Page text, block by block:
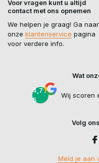
Voor vragen kunt u altijd
contact met ons opnemen
We helpen je graag! Ga naar
onze klantenservice pagina
voor verdere info.
Wat
4,7 /
5
Wij scoren
Volg
Meld je aan